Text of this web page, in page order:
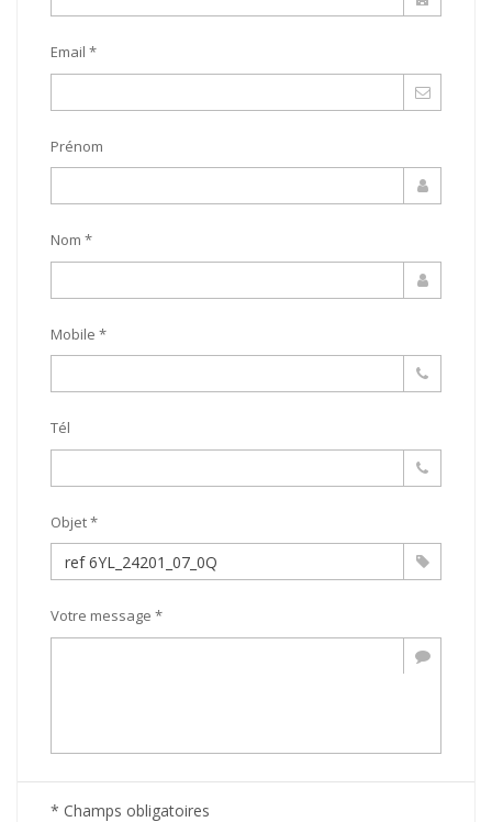
Email *
Prénom
Nom *
Mobile *
Tél
Objet *
Votre message *
* Champs obligatoires